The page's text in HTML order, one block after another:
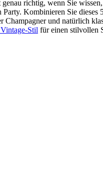
richtig, wenn Sie
Kombinieren Sie
Champagner und natürlich
Stil für einen stilvollen